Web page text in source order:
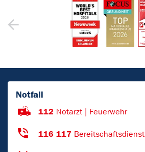
Notfall
112 Notarzt | Feuerwehr
116 117 Bereitschaftsdienst